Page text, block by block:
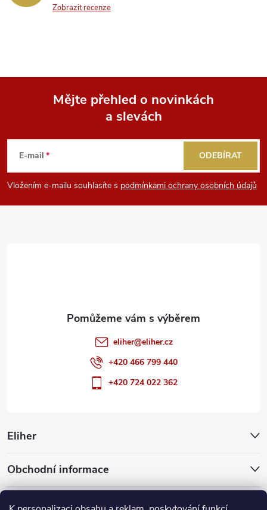
Zobrazit recenze
p
a
Mějte přehled o novinkách
a slevách
E-mail
Vložením e-mailu souhlasíte s podmínkami ochrany osobních údajů
ODEBÍRAT
Eliher
Obchodní informace
Partnerské weby
eliher@eliher.cz
+420 466 799 440
+420 724 022 362